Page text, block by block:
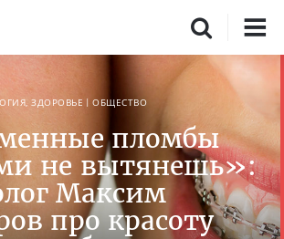
ЗДОРОВЬЕ ОБЩЕСТВО
пломбы
не вытянешь»:
Максим
про красоту